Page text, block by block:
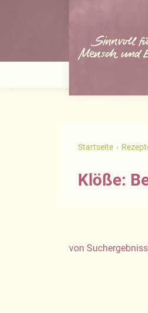
Startseite
Klöße:
von